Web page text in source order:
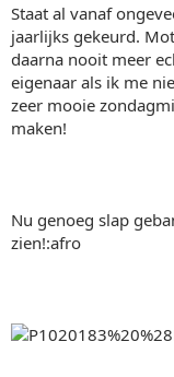
Staat al vanaf
jaarlijks gekeurd.
daarna nooit meer
eigenaar als ik me
zeer mooie
maken!
Nu genoeg slap
zien!:afro